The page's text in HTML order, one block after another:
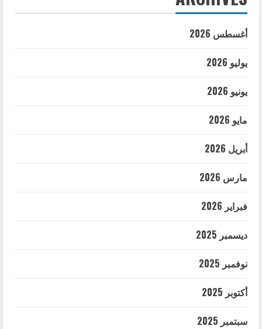
أغسطس 2026
يوليو 2026
يونيو 2026
مايو 2026
أبريل 2026
مارس 2026
فبراير 2026
ديسمبر 2025
نوفمبر 2025
أكتوبر 2025
سبتمبر 2025